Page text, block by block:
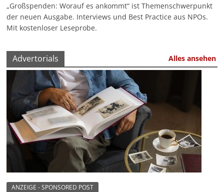
„Großspenden: Worauf es ankommt“ ist Themenschwerpunkt
der neuen Ausgabe. Interviews und Best Practice aus NPOs.
Mit kostenloser Leseprobe.
Advertorials Alles ansehen
ANZEIGE - SPONSORED POST